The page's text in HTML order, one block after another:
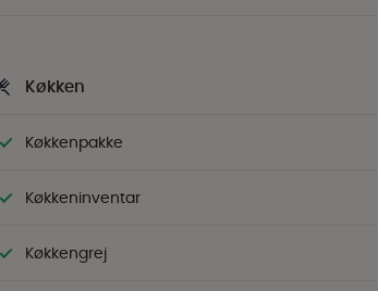
Køkken
Køkkenpakke
Køkkeninventar
Køkkengrej